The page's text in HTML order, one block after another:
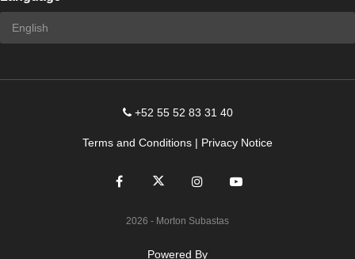
+52 55 52 83 31 40
Terms and Conditions | Privacy Notice
2026 - Morton Subastas
Powered By